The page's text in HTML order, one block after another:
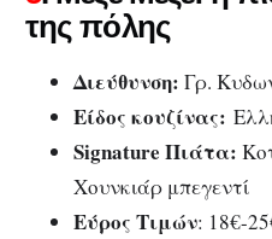
της πόλης
Διεύθυνση: Γρ.
Είδος κουζίνας:
Signature Πιάτα:
Χουνκιάρ μπεγεντί
Εύρος Τιμών: 18€-